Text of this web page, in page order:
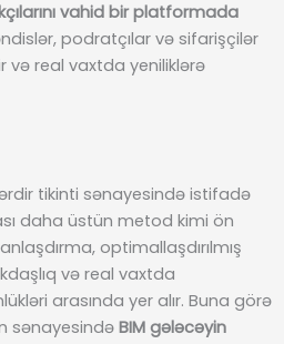
vahid bir platformada
podratçılar və sifarişçilər
və real vaxtda yeniliklərə
tikinti sənayesində istifadə
daha üstün metod kimi ön
optimallaşdırılmış
və real vaxtda
arasında yer alır. Buna görə
sənayesində BIM gələcəyin